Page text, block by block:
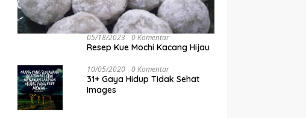
05/18/2023 0 Komentar
Resep Kue Mochi Kacang Hijau
10/05/2020 0 Komentar
31+ Gaya Hidup Tidak Sehat
Images